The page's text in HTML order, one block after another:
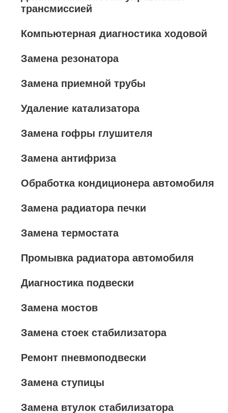
трансмиссией
Компьютерная диагностика ходовой
Замена резонатора
Замена приемной трубы
Удаление катализатора
Замена гофры глушителя
Замена антифриза
Обработка кондиционера автомобиля
Замена радиатора печки
Замена термостата
Промывка радиатора автомобиля
Диагностика подвески
Замена мостов
Замена стоек стабилизатора
Ремонт пневмоподвески
Замена ступицы
Замена втулок стабилизатора